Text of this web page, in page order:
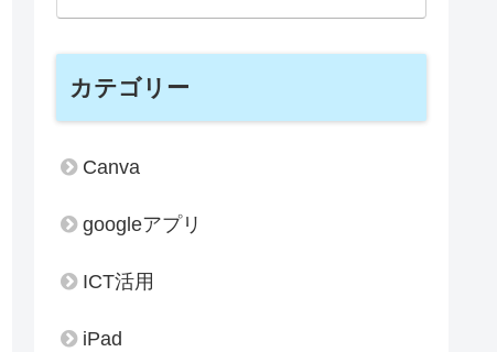
カテゴリー
Canva
googleアプリ
ICT活用
iPad